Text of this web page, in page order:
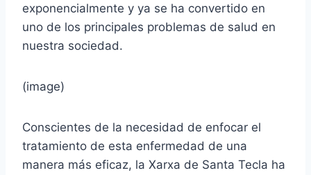
exponencialmente y ya se ha convertido en
uno de los principales problemas de salud en
nuestra sociedad.
(image)
Conscientes de la necesidad de enfocar el
tratamiento de esta enfermedad de una
manera más eficaz, la Xarxa de Santa Tecla ha